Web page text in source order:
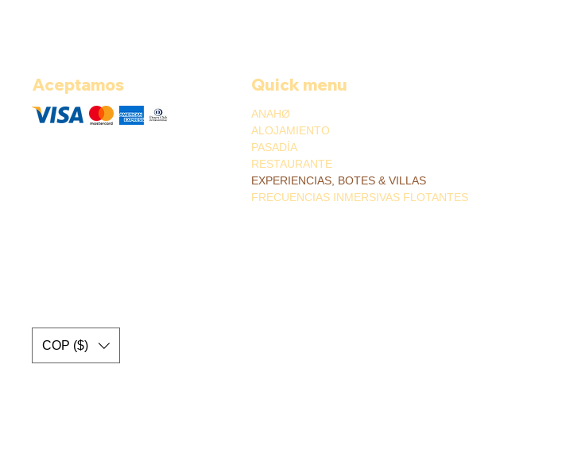
Aceptamos Quick menu
ANAHØ
ALOJAMIENTO
PASADÍA
RESTAURANTE
EXPERIENCIAS, BOTES & VILLAS
FRECUENCIAS INMERSIVAS FLOTANTES
COP ($)